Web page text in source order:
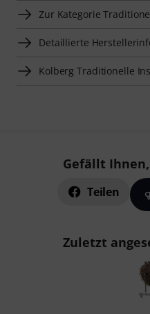
Zur Kategorie
Detaillierte
Kolberg Traditionelle
Gefällt Ihnen,
Teilen
Zuletzt